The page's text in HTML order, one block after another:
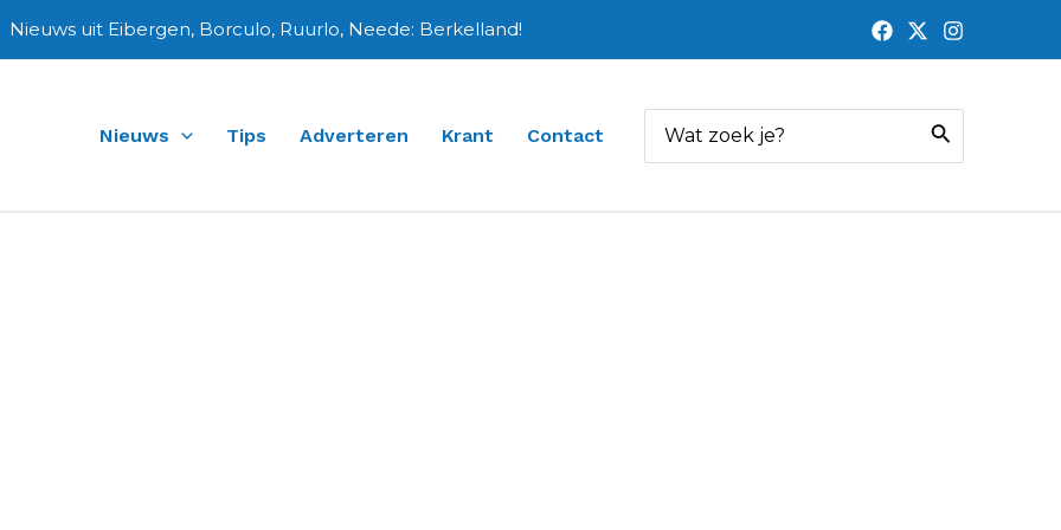
Nieuws uit Eibergen, Borculo, Ruurlo, Neede: Berkelland!
Nieuws Tips Adverteren Krant Contact
naar: